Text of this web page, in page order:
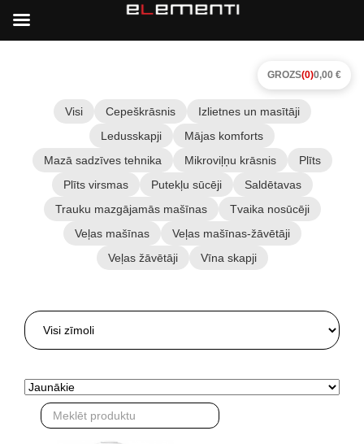
Visi Cepeškrāsnis
Izlietnes un masītāji
Ledusskapji
Mājas komforts
Mazā sadzīves tehnika
Mikroviļņu krāsnis
Plīts
Plīts virsmas
Putekļu sūcēji
Saldētavas
Trauku mazgājamās mašīnas
Tvaika nosūcēji
Veļas mašīnas
Veļas mašīnas-žāvētāji
Veļas žāvētāji
Vīna skapji
GROZS(0)0,00 €